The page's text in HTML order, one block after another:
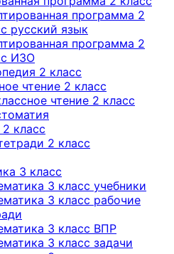
программа 2
русский язык
программа 2
ИЗО
2 класс
чтение 2 класс
чтение 2 класс
класс
2 класс
3 класс
3 класс учебники
3 класс рабочие
3 класс ВПР
3 класс задачи